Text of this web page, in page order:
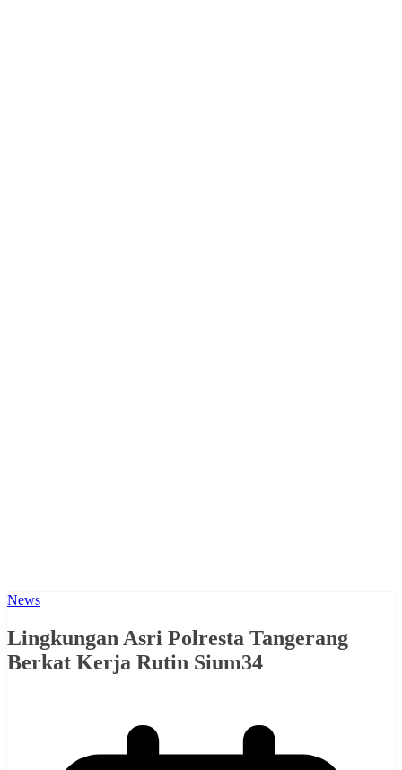
News
Lingkungan Asri Polresta Tangerang
Berkat Kerja Rutin Sium34